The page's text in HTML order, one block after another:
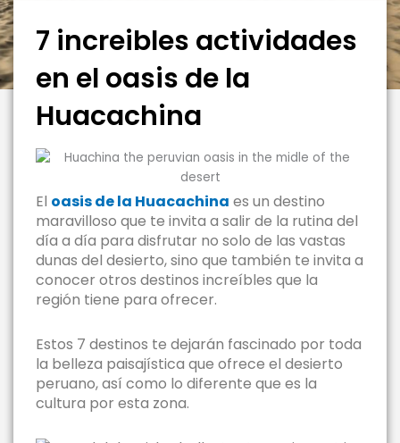
7 increibles actividades
en el oasis de la
Huacachina
El oasis de la Huacachina es un destino
maravilloso que te invita a salir de la rutina del
día a día para disfrutar no solo de las vastas
dunas del desierto, sino que también te invita a
conocer otros destinos increíbles que la
región tiene para ofrecer.
Estos 7 destinos te dejarán fascinado por toda
la belleza paisajística que ofrece el desierto
peruano, así como lo diferente que es la
cultura por esta zona.